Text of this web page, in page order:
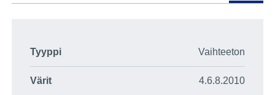
Tyyppi Vaihteeton
Värit 4.6.8.2010